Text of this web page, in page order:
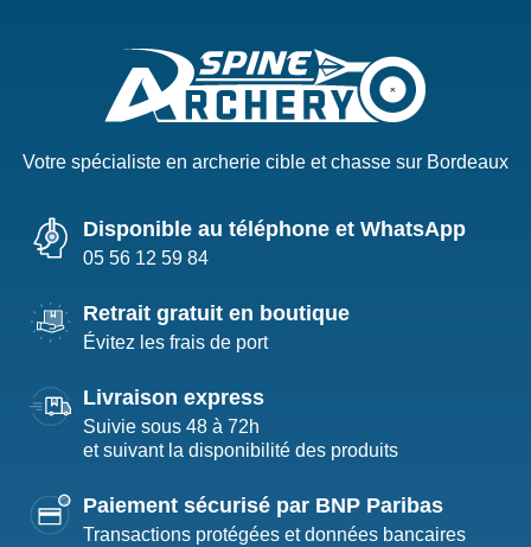
Votre spécialiste en archerie cible et chasse sur Bordeaux
Disponible au téléphone et WhatsApp
05 56 12 59 84
Retrait gratuit en boutique
Évitez les frais de port
Livraison express
Suivie sous 48 à 72h
et suivant la disponibilité des produits
Paiement sécurisé par BNP Paribas
Transactions protégées et données bancaires